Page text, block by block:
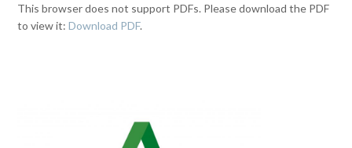
This browser does not support PDFs. Please download the PDF
to view it:Download PDF.